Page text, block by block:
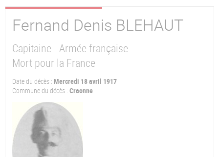
Fernand Denis BLEHAUT
Capitaine - Armée française
Mort pour la France
Date du décès : Mercredi 18 avril 1917
Commune du décès : Craonne